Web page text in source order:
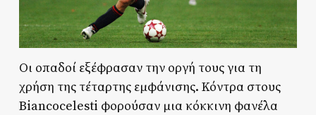
Οι οπαδοί εξέφρασαν την οργή τους για τη
χρήση της τέταρτης εμφάνισης. Κόντρα στους
Biancocelesti φορούσαν μια κόκκινη φανέλα